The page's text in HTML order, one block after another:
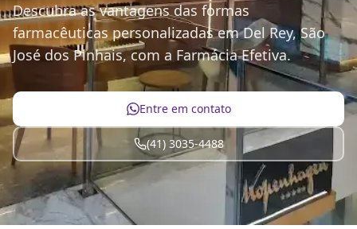
Descubra as vantagens das formas
farmacêuticas personalizadas em Del Rey, São
José dos Pinhais, com a Farmácia Efetiva.
Entre em contato
(41) 3035-4488